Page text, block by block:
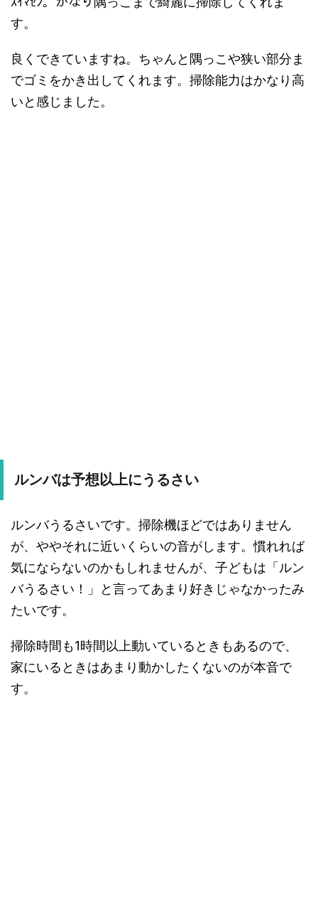
す。
良くできていますね。ちゃんと隅っこや狭い部分ま
でゴミをかき出してくれます。掃除能力はかなり高
いと感じました。
ルンバは予想以上にうるさい
ルンバうるさいです。掃除機ほどではありません
が、ややそれに近いくらいの音がします。慣れれば
気にならないのかもしれませんが、子どもは「ルン
バうるさい！」と言ってあまり好きじゃなかったみ
たいです。
掃除時間も1時間以上動いているときもあるので、
家にいるときはあまり動かしたくないのが本音で
す。